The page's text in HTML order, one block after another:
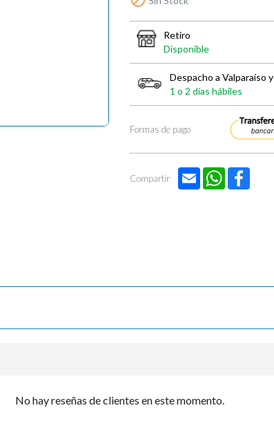
Retiro
Disponible
Despacho a Valparaíso
1 o 2 días hábiles
Formas de pago
Compartir Email WhatsApp
No hay reseñas de clientes en este momento.